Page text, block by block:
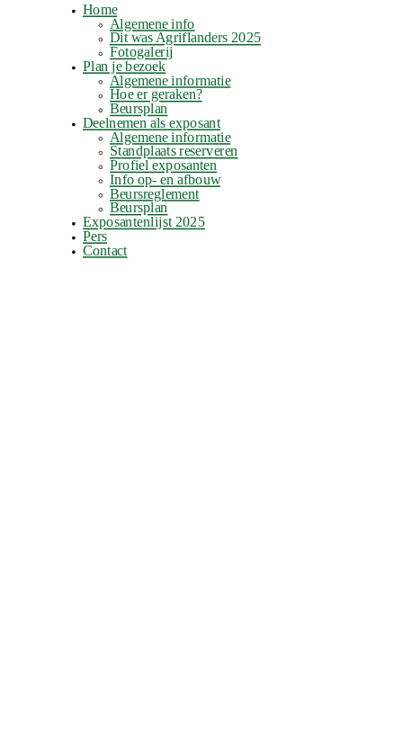
Home
Algemene info
Dit was Agriflanders 2025
Fotogalerij
Plan je bezoek
Algemene informatie
Hoe er geraken?
Beursplan
Deelnemen als exposant
Algemene informatie
Standplaats reserveren
Profiel exposanten
Info op- en afbouw
Beursreglement
Beursplan
Exposantenlijst 2025
Pers
Contact